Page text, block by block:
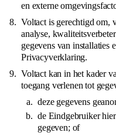
en externe
Voltact is gerechtigd om,
analyse,
gegevens van installaties
Privacyverklaring.
Voltact kan in het kader
toegang verlenen tot
deze gegevens
de Eindgebruiker
gegeven; of